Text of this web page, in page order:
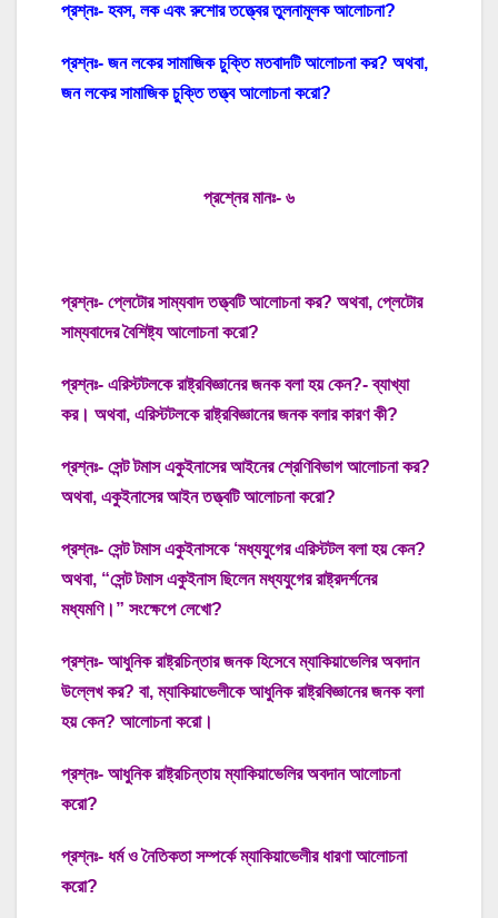
প্রশ্নঃ- হবস, লক এবং রুশোর তত্ত্বের তুলনামূলক আলোচনা?
প্রশ্নঃ- জন লকের সামাজিক চুক্তি মতবাদটি আলোচনা কর? অথবা,
জন লকের সামাজিক চুক্তি তত্ত্ব আলোচনা করো?
প্রশ্নের মানঃ- ৬
প্রশ্নঃ- প্লেটোর সাম্যবাদ তত্ত্বটি আলোচনা কর? অথবা, প্লেটোর
সাম্যবাদের বৈশিষ্ট্য আলোচনা করো?
প্রশ্নঃ- এরিস্টটলকে রাষ্ট্রবিজ্ঞানের জনক বলা হয় কেন?- ব্যাখ্যা
কর। অথবা, এরিস্টটলকে রাষ্ট্রবিজ্ঞানের জনক বলার কারণ কী?
প্রশ্নঃ- সেন্ট টমাস একুইনাসের আইনের শ্রেণিবিভাগ আলোচনা কর?
অথবা, একুইনাসের আইন তত্ত্বটি আলোচনা করো?
প্রশ্নঃ- সেন্ট টমাস একুইনাসকে ‘মধ্যযুগের এরিস্টটল বলা হয় কেন?
অথবা, “সেন্ট টমাস একুইনাস ছিলেন মধ্যযুগের রাষ্ট্রদর্শনের
মধ্যমণি।” সংক্ষেপে লেখো?
প্রশ্নঃ- আধুনিক রাষ্ট্রচিন্তার জনক হিসেবে ম্যাকিয়াভেলির অবদান
উল্লেখ কর? বা, ম্যাকিয়াভেলীকে আধুনিক রাষ্ট্রবিজ্ঞানের জনক বলা
হয় কেন? আলোচনা করো।
প্রশ্নঃ- আধুনিক রাষ্ট্রচিন্তায় ম্যাকিয়াভেলির অবদান আলোচনা
করো?
প্রশ্নঃ- ধর্ম ও নৈতিকতা সম্পর্কে ম্যাকিয়াভেলীর ধারণা আলোচনা
করো?